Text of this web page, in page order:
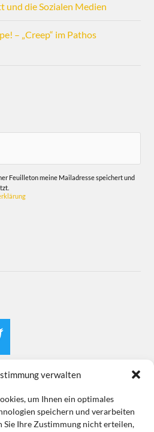
verwalten
um Ihnen ein optimales
speichern und verarbeiten
Ihre Zustimmung nicht erteilen,
und die Sozialen Medien
– „Creep“ im Pathos
Feuilleton meine Mailadresse speichert und
Cookie-Richtlinie (EU) AGB